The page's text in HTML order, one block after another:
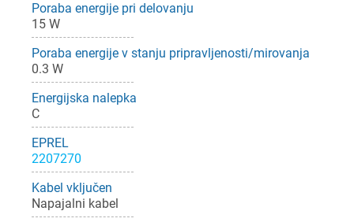
Poraba energije pri delovanju
15 W
Poraba energije v stanju pripravljenosti/mirovanja
0.3 W
Energijska nalepka
C
EPREL
2207270
Kabel vključen
Napajalni kabel